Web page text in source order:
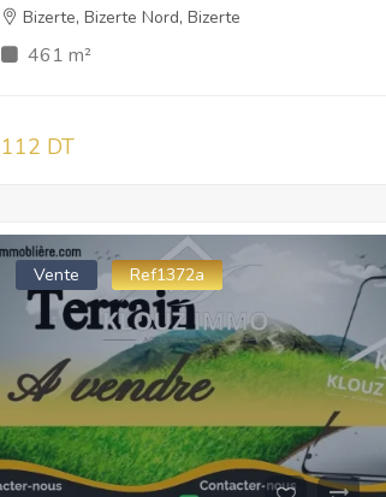
Bizerte, Bizerte Nord, Bizerte
461 m²
112 DT
Vente Ref1372a